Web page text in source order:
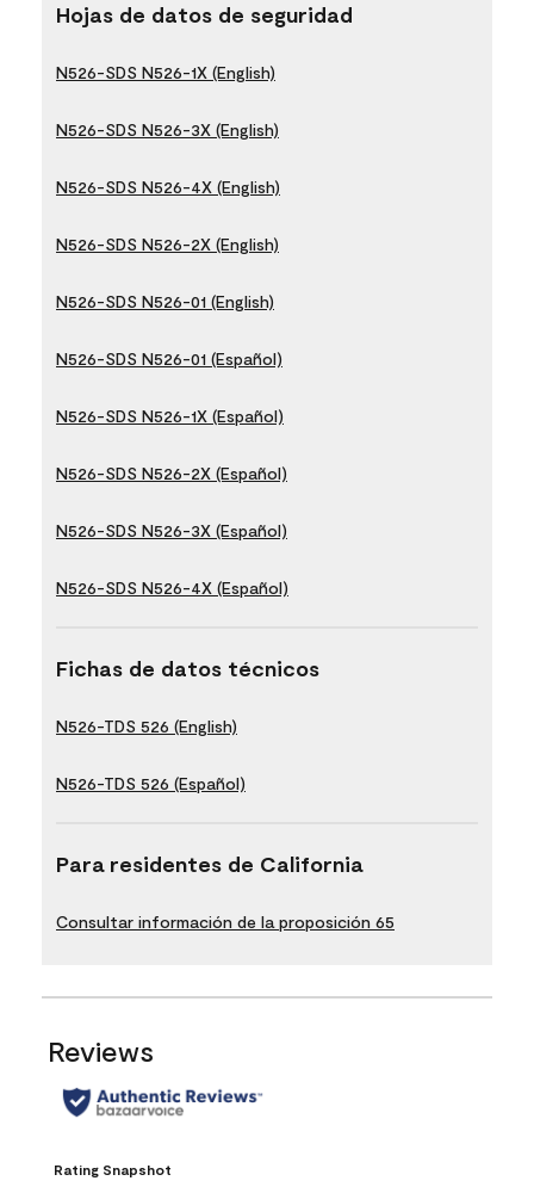
Hojas de datos de seguridad
N526-SDS N526-1X (English)
N526-SDS N526-3X (English)
N526-SDS N526-4X (English)
N526-SDS N526-2X (English)
N526-SDS N526-01 (English)
N526-SDS N526-01 (Español)
N526-SDS N526-1X (Español)
N526-SDS N526-2X (Español)
N526-SDS N526-3X (Español)
N526-SDS N526-4X (Español)
Fichas de datos técnicos
N526-TDS 526 (English)
N526-TDS 526 (Español)
Para residentes de California
Consultar información de la proposición 65
Reviews
Rating Snapshot